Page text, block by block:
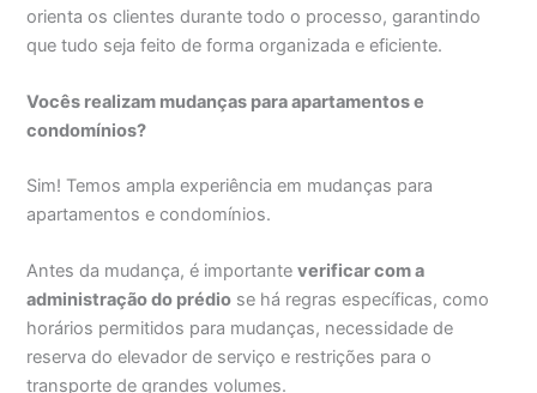
orienta os clientes durante todo o processo, garantindo
que tudo seja feito de forma organizada e eficiente.
Vocês realizam mudanças para apartamentos e
condomínios?
Sim! Temos ampla experiência em mudanças para
apartamentos e condomínios.
Antes da mudança, é importanteverificar com a
administração do prédio se há regras específicas, como
horários permitidos para mudanças, necessidade de
reserva do elevador de serviço e restrições para o
transporte de grandes volumes.